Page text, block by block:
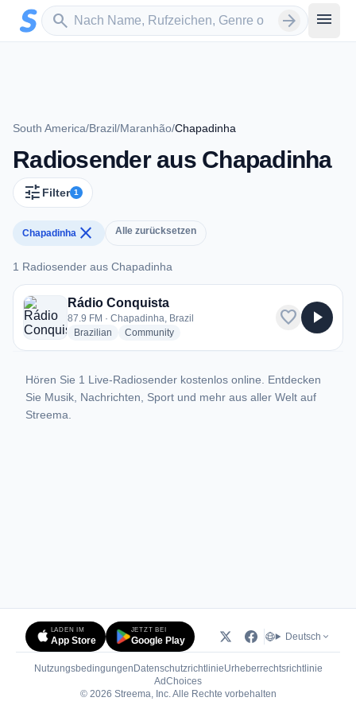
Zum Hauptinhalt springen
search
Sender suchen arrow_forward menu
South America/Brazil/Maranhão/Chapadinha
Radiosender aus Chapadinha
tune Filter 1
Chapadinha close Alle zurücksetzen
1 Radiosender aus Chapadinha
1 Radiosender aus Chapadinha
Rádio Conquista
87.9 FM · Chapadinha, Brazil
Brazilian radio stations
Communityradio stations
favorite play_arrow
Hören Sie 1 Live-Radiosender kostenlos online. Entdecken
Sie Musik, Nachrichten, Sport und mehr aus aller Welt auf
Streema.
LADEN IM
App Store
JETZT BEI
Google Play Deutsch
Nutzungsbedingungen DatenschutzrichtlinieUrheberrechtsrichtlinie
AdChoices(öffnet in neuem Tab)
© 2026 Streema, Inc. Alle Rechte vorbehalten